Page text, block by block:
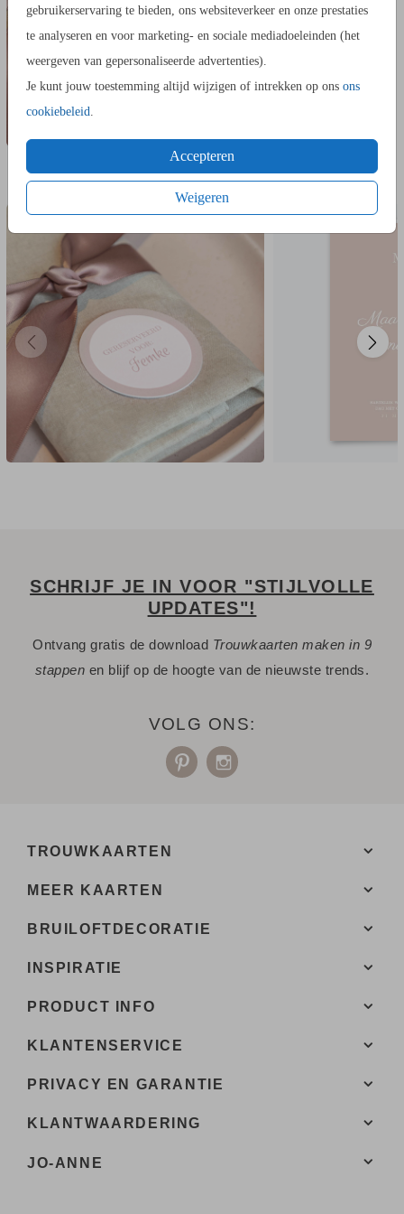
gebruikerservaring te bieden, ons websiteverkeer en onze prestaties
te analyseren en voor marketing- en sociale mediadoeleinden (het
weergeven van gepersonaliseerde advertenties).
Je kunt jouw toestemming altijd wijzigen of intrekken op ons ons
cookiebeleid.
Accepteren
Weigeren
IN DEZELFDE STIJL KUN JE DIT OOK
BESTELLEN
SCHRIJF JE IN VOOR "STIJLVOLLE
UPDATES"!
Ontvang gratis de download Trouwkaarten maken in 9
stappen en blijf op de hoogte van de nieuwste trends.
VOLG ONS:
TROUWKAARTEN
MEER KAARTEN
BRUILOFTDECORATIE
INSPIRATIE
PRODUCT INFO
KLANTENSERVICE
PRIVACY EN GARANTIE
KLANTWAARDERING
JO-ANNE